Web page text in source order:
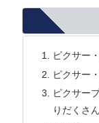
ピクサー
ピクサー
ピクサー
りだくさ